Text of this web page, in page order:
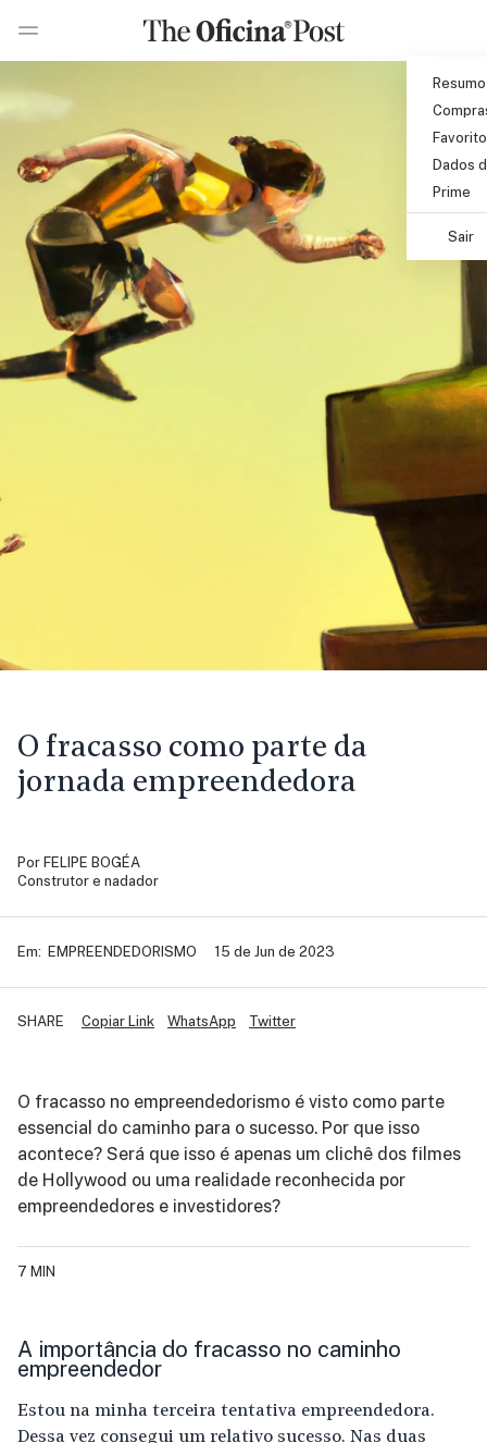
Ir para pagina de pesquisa
Resumo
Dados
Prime
Sair
O fracasso como parte da
jornada empreendedora
Por FELIPE BOGÉA
Construtor e nadador
Em: EMPREENDEDORISMO 15 de Jun de 2023
Copiar Link WhatsApp Twitter
SHARE
O fracasso no empreendedorismo é visto como parte
essencial do caminho para o sucesso. Por que isso
acontece? Será que isso é apenas um clichê dos filmes
de Hollywood ou uma realidade reconhecida por
empreendedores e investidores?
7 MIN
A importância do fracasso no caminho
empreendedor
Estou na minha terceira tentativa empreendedora.
Dessa vez consegui um relativo sucesso. Nas duas